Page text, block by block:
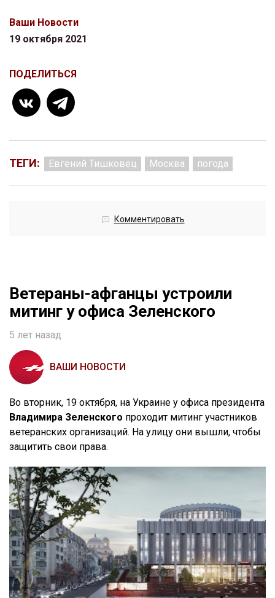
Ваши Новости
19 октября 2021
ПОДЕЛИТЬСЯ
ТЕГИ: Евгений Тишковец Москва погода
Комментировать
Ветераны-афганцы устроили
митинг у офиса Зеленского
5 лет назад
ВАШИ НОВОСТИ
Во вторник, 19 октября, на Украине у офиса президента
Владимира Зеленского проходит митинг участников
ветеранских организаций. На улицу они вышли, чтобы
защитить свои права.